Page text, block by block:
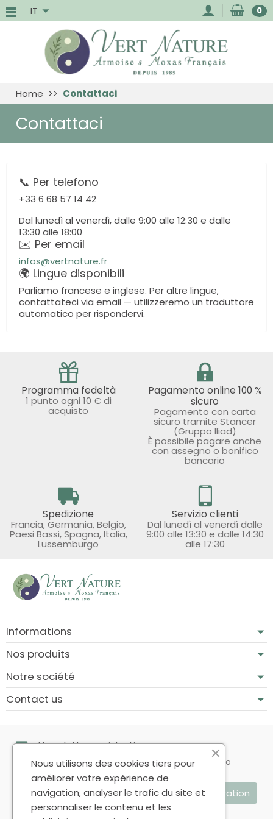
IT 0
Home Contattaci
Contattaci
📞 Per telefono
+33 6 68 57 14 42
Dal lunedì al venerdì, dalle 9:00 alle 12:30 e dalle
13:30 alle 18:00
✉️ Per email
infos@vertnature.fr
🌍 Lingue disponibili
Parliamo francese e inglese. Per altre lingue,
contattateci via email — utilizzeremo un traduttore
automatico per rispondervi.
Programma fedeltà
1 punto ogni 10 € di
acquisto
Pagamento online 100 %
sicuro
Pagamento con carta
sicuro tramite Stancer
(Gruppo Iliad)
È possibile pagare anche
con assegno o bonifico
bancario
Spedizione
Francia, Germania, Belgio,
Paesi Bassi, Spagna, Italia,
Lussemburgo
Servizio clienti
Dal lunedì al venerdì dalle
9:00 alle 13:30 e dalle 14:30
alle 17:30
Informations
Nos produits
Notre société
Contact us
Newsletter registration
Puoi annullare l'iscrizione in ogni momento. A questo
scopo, cerca le info di contatto nelle note legali.
Accetto le condizioni generali e la politica di
Nous utilisons des cookies tiers pour
améliorer votre expérience de
navigation, analyser le trafic du site et
personnaliser le contenu et les